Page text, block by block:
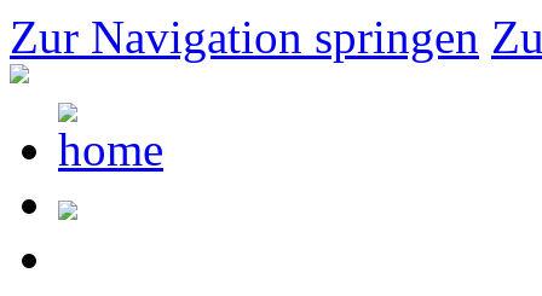
Zur Navigation springen